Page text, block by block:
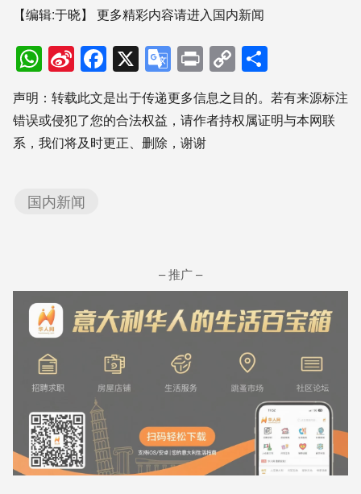
【编辑:于晓】 更多精彩内容请进入国内新闻
WhatsApp
Sina
Weibo
Facebook
X Google
Translate
PrintCopy
Link享
声明：转载此文是出于传递更多信息之目的。若有来源标注
错误或侵犯了您的合法权益，请作者持权属证明与本网联
系，我们将及时更正、删除，谢谢
国内新闻
– 推广 –